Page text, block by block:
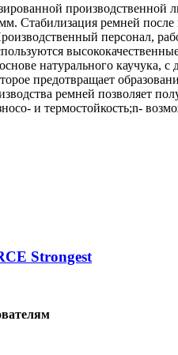
производственной
ремней после
персонал,
натурального
предотвращает
ремней позволяет
и термостойкость;n-
Strongest